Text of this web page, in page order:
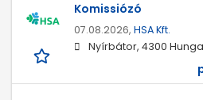
Komissiózó
07.08.2026, HSA Kft.
Nyírbátor, 4300